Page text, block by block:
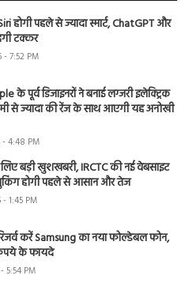
होगी पहले से ज्यादा स्मार्ट, ChatGPT और
टक्कर
- 7:52 PM
के पूर्व डिजाइनरों ने बनाई लग्जरी इलेक्ट्रिक
से ज्यादा की रेंज के साथ आएगी यह अनोखी
- 4:48 PM
लिए बड़ी खुशखबरी, IRCTC की नई वेबसाइट
होगी पहले से आसान और तेज
1:45 PM
करें Samsung का नया फोल्डेबल फोन,
के फायदे
5:54 PM